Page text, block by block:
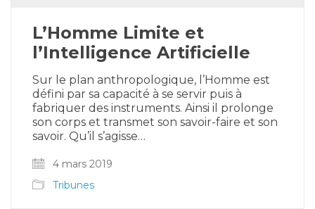
L’Homme Limite et
l’Intelligence Artificielle
Sur le plan anthropologique, l’Homme est
défini par sa capacité à se servir puis à
fabriquer des instruments. Ainsi il prolonge
son corps et transmet son savoir-faire et son
savoir. Qu’il s’agisse…
4 mars 2019
Tribunes